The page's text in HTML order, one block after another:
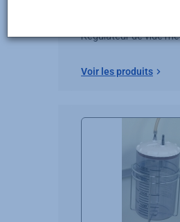
Régulateur de vide
Voir les produits